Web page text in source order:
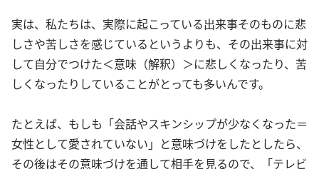
実は、私たちは、実際に起こっている出来事そのものに悲
しさや苦しさを感じているというよりも、その出来事に対
して自分でつけた＜意味（解釈）＞に悲しくなったり、苦
しくなったりしていることがとっても多いんです。
たとえば、もしも「会話やスキンシップが少なくなった＝
女性として愛されていない」と意味づけをしたとしたら、
その後はその意味づけを通して相手を見るので、「テレビ